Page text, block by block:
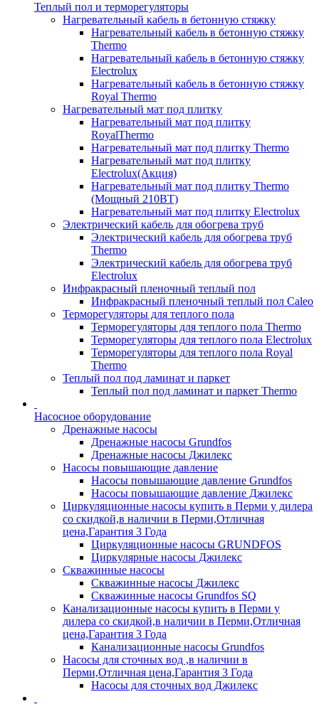
Теплый пол и терморегуляторы
Нагревательный кабель в бетонную стяжку
Нагревательный кабель в бетонную стяжку
Thermo
Нагревательный кабель в бетонную стяжку
Electrolux
Нагревательный кабель в бетонную стяжку
Royal Thermo
Нагревательный мат под плитку
Нагревательный мат под плитку
RoyalThermo
Нагревательный мат под плитку Thermo
Нагревательный мат под плитку
Electrolux(Акция)
Нагревательный мат под плитку Thermo
(Мощный 210ВТ)
Нагревательный мат под плитку Electrolux
Электрический кабель для обогрева труб
Электрический кабель для обогрева труб
Thermo
Электрический кабель для обогрева труб
Electrolux
Инфракрасный пленочный теплый пол
Инфракрасный пленочный теплый пол Caleo
Терморегуляторы для теплого пола
Терморегуляторы для теплого пола Thermo
Терморегуляторы для теплого пола Electrolux
Терморегуляторы для теплого пола Royal
Thermo
Теплый пол под ламинат и паркет
Теплый пол под ламинат и паркет Thermo
Насосное оборудование
Дренажные насосы
Дренажные насосы Grundfos
Дренажные насосы Джилекс
Насосы повышающие давление
Насосы повышающие давление Grundfos
Насосы повышающие давление Джилекс
Циркуляционные насосы купить в Перми у дилера
со скидкой,в наличии в Перми,Отличная
цена,Гарантия 3 Года
Циркуляционные насосы GRUNDFOS
Циркулярные насосы Джилекс
Скважинные насосы
Скважинные насосы Джилекс
Скважинные насосы Grundfos SQ
Канализационные насосы купить в Перми у
дилера со скидкой,в наличии в Перми,Отличная
цена,Гарантия 3 Года
Канализационные насосы Grundfos
Насосы для сточных вод ,в наличии в
Перми,Отличная цена,Гарантия 3 Года
Насосы для сточных вод Джилекс